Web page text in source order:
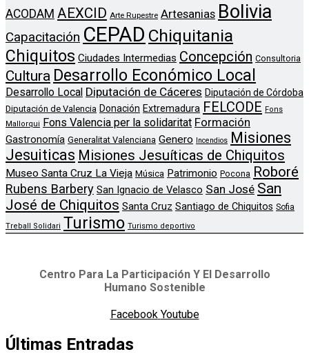
ACODAM AEXCID Arte Rupestre Artesanias Bolivia
Capacitación CEPAD Chiquitania
Chiquitos Ciudades Intermedias Concepción Consultoria
Cultura Desarrollo Económico Local
Desarrollo Local Diputación de Cáceres Diputación de Córdoba
Diputación de Valencia Donación Extremadura FELCODE Fons
Mallorqui Fons Valencia per la solidaritat Formación
Gastronomía Generalitat Valenciana Genero Incendios Misiones
Jesuiticas Misiones Jesuíticas de Chiquitos
Museo Santa Cruz La Vieja Música Patrimonio Pocona Roboré
Rubens Barbery San Ignacio de Velasco San José San
José de Chiquitos Santa Cruz Santiago de Chiquitos Sofia
Treball Solidari Turismo Turismo deportivo
Centro Para La Participación Y El Desarrollo
Humano Sostenible
Facebook Youtube
Últimas Entradas